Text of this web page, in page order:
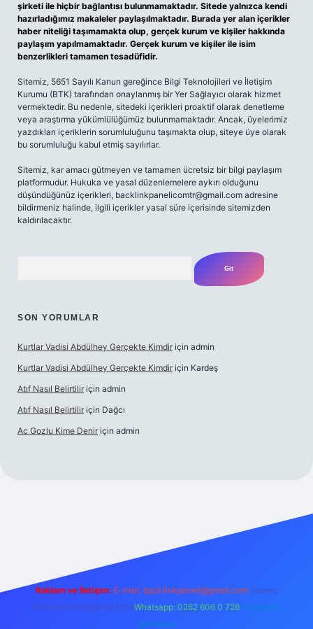
şirketi ile hiçbir bağlantısı bulunmamaktadır. Sitede yalnızca kendi
hazırladığımız makaleler paylaşılmaktadır. Burada yer alan içerikler
haber niteliği taşımamakta olup, gerçek kurum ve kişiler hakkında
paylaşım yapılmamaktadır. Gerçek kurum ve kişiler ile isim
benzerlikleri tamamen tesadüfidir.
Sitemiz, 5651 Sayılı Kanun gereğince Bilgi Teknolojileri ve İletişim
Kurumu (BTK) tarafından onaylanmış bir Yer Sağlayıcı olarak hizmet
vermektedir. Bu nedenle, sitedeki içerikleri proaktif olarak denetleme
veya araştırma yükümlülüğümüz bulunmamaktadır. Ancak, üyelerimiz
yazdıkları içeriklerin sorumluluğunu taşımakta olup, siteye üye olarak
bu sorumluluğu kabul etmiş sayılırlar.
Sitemiz, kar amacı gütmeyen ve tamamen ücretsiz bir bilgi paylaşım
platformudur. Hukuka ve yasal düzenlemelere aykırı olduğunu
düşündüğünüz içerikleri, backlinkpanelicomtr@gmail.com adresine
bildirmeniz halinde, ilgili içerikler yasal süre içerisinde sitemizden
kaldırılacaktır.
SON YORUMLAR
Kurtlar Vadisi Abdülhey Gerçekte Kimdir için admin
Kurtlar Vadisi Abdülhey Gerçekte Kimdir için Kardeş
Atıf Nasıl Belirtilir için admin
Atıf Nasıl Belirtilir için Dağcı
Ac Gozlu Kime Denir için admin
Reklam ve İletişim: E-mail: backlinkpaneli@gmail.com Teams:
forumhizmeti@gmail.com Whatsapp: 0262 606 0 726 Telegram:
@karabul